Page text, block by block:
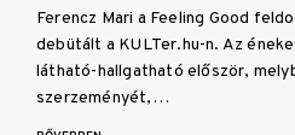
Ferencz Mari a Feeling Good
debütált a KULTer.hu-n. Az
látható-hallgatható először,
szerzeményét,…